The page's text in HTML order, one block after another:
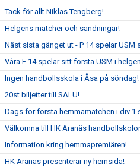
Tack för allt Niklas Tengberg!
Helgens matcher och sändningar!
Näst sista gänget ut - P 14 spelar USM
Våra F 14 spelar sitt första USM i
Ingen handbollsskola i Åsa på söndag!
20st biljetter till SALU!
Dags för första hemmamatchen i div 1
Välkomna till HK Aranäs
Information kring hemmapremiären!
HK Aranäs presenterar ny hemsida!